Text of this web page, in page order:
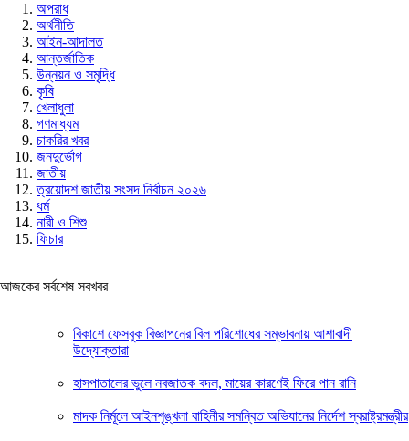
অপরাধ
অর্থনীতি
আইন-আদালত
আন্তর্জাতিক
উন্নয়ন ও সমৃদ্ধি
কৃষি
খেলাধুলা
গণমাধ্যম
চাকরির খবর
জনদুর্ভোগ
জাতীয়
ত্রয়োদশ জাতীয় সংসদ নির্বাচন ২০২৬
ধর্ম
নারী ও শিশু
ফিচার
আজকের সর্বশেষ সবখবর
বিকাশে ফেসবুক বিজ্ঞাপনের বিল পরিশোধের সম্ভাবনায় আশাবাদী
উদ্যোক্তারা
হাসপাতালের ভুলে নবজাতক বদল, মায়ের কারণেই ফিরে পান রানি
মাদক নির্মূলে আইনশৃঙ্খলা বাহিনীর সমন্বিত অভিযানের নির্দেশ স্বরাষ্ট্রমন্ত্রীর